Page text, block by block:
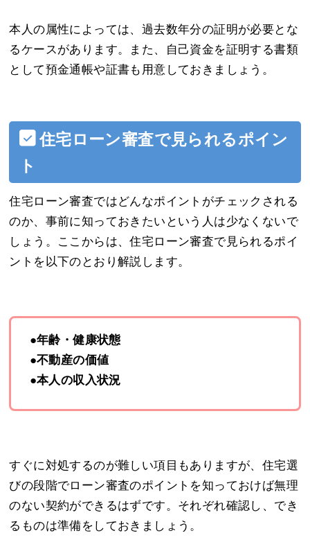
本人の属性によっては、過去数年分の証明が必要とな
るケースがあります。また、自己資金を証明する書類
として預金通帳や証書も用意しておきましょう。
住宅ローン審査で見られるポイン
ト
住宅ローン審査ではどんなポイントがチェックされる
のか、事前に知っておきたいという人は少なくないで
しょう。ここからは、住宅ローン審査で見られるポイ
ントを以下のとおり解説します。
●年齢・健康状態
●不動産の価値
●本人の収入状況
すぐに対処するのが難しい項目もありますが、住宅選
びの段階でローン審査のポイントを知っておけば無理
のない契約ができるはずです。それぞれ確認し、でき
るものは準備をしておきましょう。